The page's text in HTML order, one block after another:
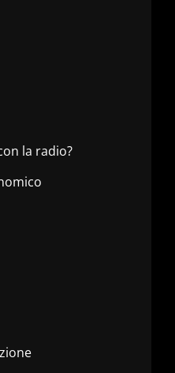
la radio?